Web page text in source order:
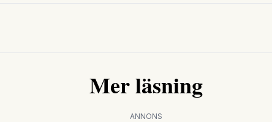
Mer läsning
ANNONS